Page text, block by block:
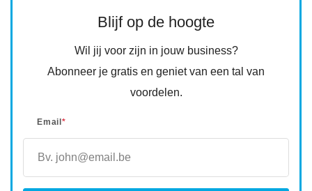
Blijf op de hoogte
Wil jij voor zijn in jouw business?
Abonneer je gratis en geniet van een tal van
voordelen.
Email*